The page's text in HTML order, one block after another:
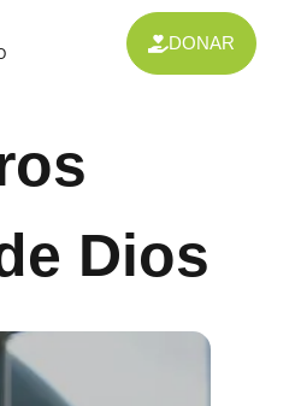
DONAR
Dios